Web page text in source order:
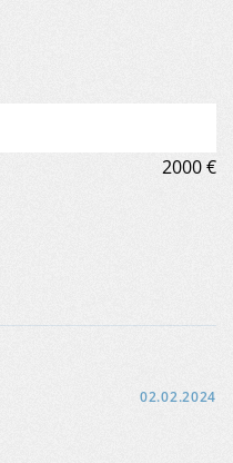
2000 €
02.02.2024